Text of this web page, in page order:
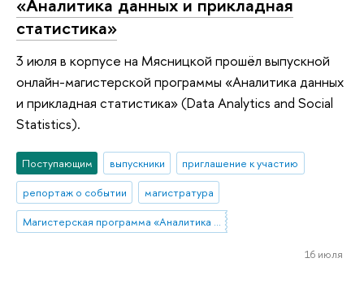
«Аналитика данных и прикладная
статистика»
3 июля в корпусе на Мясницкой прошёл выпускной
онлайн-магистерской программы «Аналитика данных
и прикладная статистика» (Data Analytics and Social
Statistics).
Поступающим выпускники
приглашение к участию
репортаж о событии
магистратура
Магистерская программа «Аналитика данных и прикладная статистика / Data Analytics and Social Statistics»
16 июля